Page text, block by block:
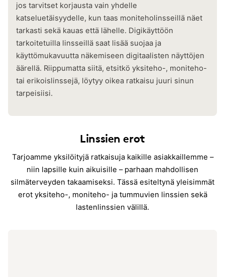
jos tarvitset korjausta vain yhdelle
katseluetäisyydelle, kun taas moniteholinsseillä näet
tarkasti sekä kauas että lähelle. Digikäyttöön
tarkoitetuilla linsseillä saat lisää suojaa ja
käyttömukavuutta näkemiseen digitaalisten näyttöjen
äärellä. Riippumatta siitä, etsitkö yksiteho-, moniteho-
tai erikoislinssejä, löytyy oikea ratkaisu juuri sinun
tarpeisiisi.
Linssien erot
Tarjoamme yksilöityjä ratkaisuja kaikille asiakkaillemme –
niin lapsille kuin aikuisille – parhaan mahdollisen
silmäterveyden takaamiseksi. Tässä esiteltynä yleisimmät
erot yksiteho-, moniteho- ja tummuvien linssien sekä
lastenlinssien välillä.